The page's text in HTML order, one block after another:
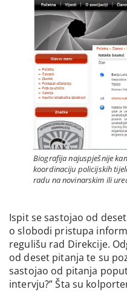
Biografija najuspješnije
koordinaciju policijskih
radu na novinarskim ili
Ispit se sastojao od
o slobodi pristupa
regulišu rad Direkcije.
od deset pitanja te su
sastojao od pitanja
intervju?” Šta su